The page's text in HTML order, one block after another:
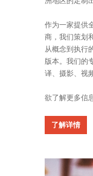
作为一家提供
商，我们策划
从概念到执行
版本。我们的
译、摄影、视
欲了解更多信
了解详情